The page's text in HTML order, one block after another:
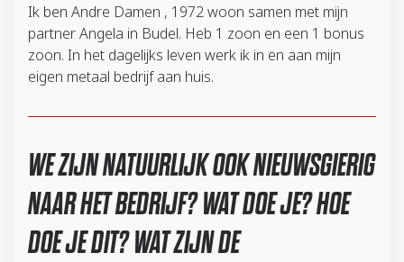
Ik ben Andre Damen , 1972 woon samen met mijn
partner Angela in Budel. Heb 1 zoon en een 1 bonus
zoon. In het dagelijks leven werk ik in en aan mijn
eigen metaal bedrijf aan huis.
WE ZIJN NATUURLIJK OOK NIEUWSGIERIG
NAAR HET BEDRIJF? WAT DOE JE? HOE
DOE JE DIT? WAT ZIJN DE